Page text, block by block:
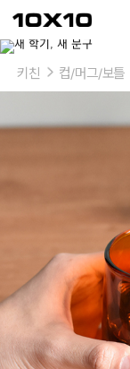
텐
바
텐
키친 컵/머그/보틀